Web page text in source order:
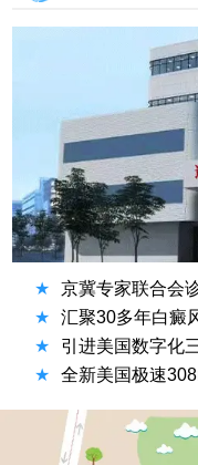
★ 京冀专家联合会
★
汇聚30多年白癜
★
引进美国数字化
★
全新美国极速